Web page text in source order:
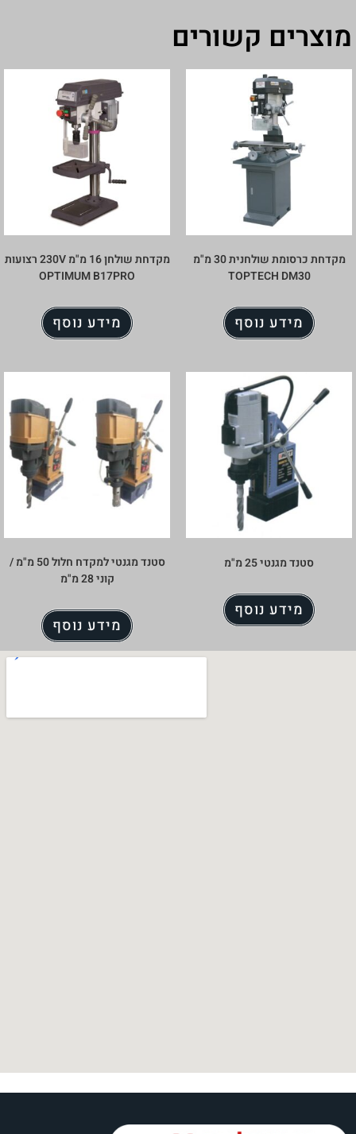
מוצרים קשורים
מקדחת כרסומת שולחנית 30 מ"מ
TOPTECH DM30
מידע נוסף
מקדחת שולחן 16 מ"מ 230V רצועות
OPTIMUM B17PRO
מידע נוסף
סטנד מגנטי 25 מ"מ
מידע נוסף
סטנד מגנטי למקדח חלול 50 מ"מ /
קוני 28 מ"מ
מידע נוסף